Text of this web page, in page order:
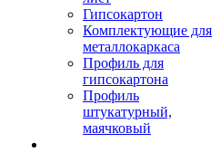
Гипсокартон
Комплектующие для
металлокаркаса
Профиль для
гипсокартона
Профиль
штукатурный,
маячковый